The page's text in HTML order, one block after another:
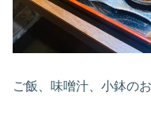
ご飯、味噌汁、小鉢の